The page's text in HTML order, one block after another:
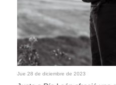
Jue 28 de diciembre de 2023